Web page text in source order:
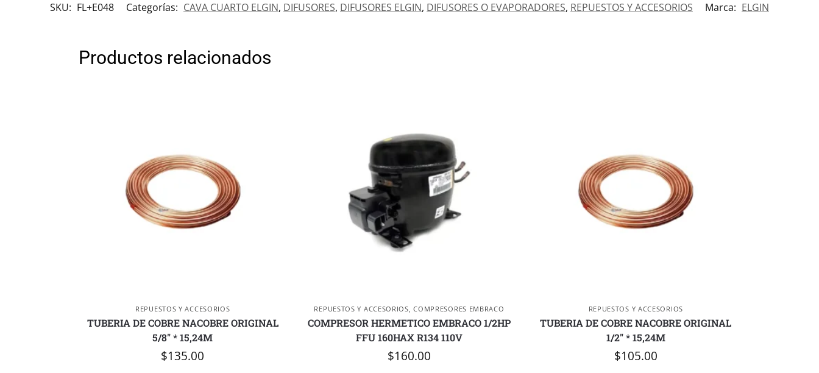
SKU: FL+E048 Categorías: CAVA CUARTO ELGIN, DIFUSORES, DIFUSORES ELGIN, DIFUSORES O EVAPORADORES, REPUESTOS Y ACCESORIOS Marca: ELGIN
Productos relacionados
REPUESTOS Y ACCESORIOS
TUBERIA DE COBRE NACOBRE ORIGINAL
5/8″ * 15,24M
$135.00
REPUESTOS Y ACCESORIOS ,COMPRESORES EMBRACO
COMPRESOR HERMETICO EMBRACO 1/2HP
FFU 160HAX R134 110V
$160.00
REPUESTOS Y ACCESORIOS
TUBERIA DE COBRE NACOBRE ORIGINAL
1/2″ * 15,24M
$105.00